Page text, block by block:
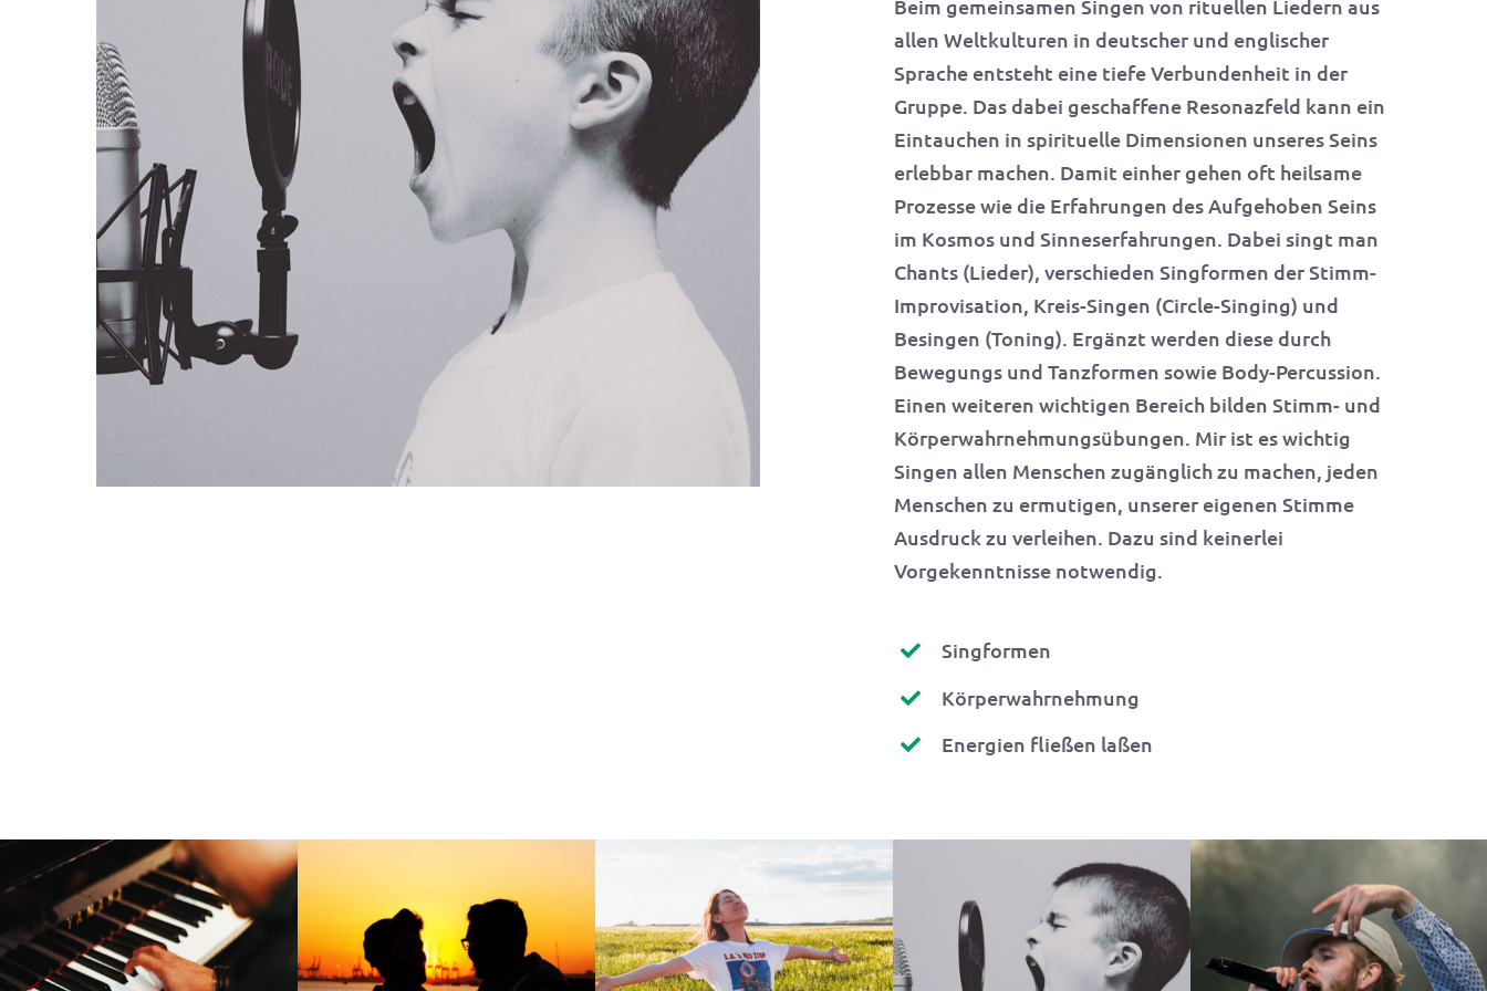
Beim gemeinsamen Singen von rituellen Liedern aus
allen Weltkulturen in deutscher und englischer
Sprache entsteht eine tiefe Verbundenheit in der
Gruppe. Das dabei geschaffene Resonazfeld kann ein
Eintauchen in spirituelle Dimensionen unseres Seins
erlebbar machen. Damit einher gehen oft heilsame
Prozesse wie die Erfahrungen des Aufgehoben Seins
im Kosmos und Sinneserfahrungen. Dabei singt man
Chants (Lieder), verschieden Singformen der Stimm-
Improvisation, Kreis-Singen (Circle-Singing) und
Besingen (Toning). Ergänzt werden diese durch
Bewegungs und Tanzformen sowie Body-Percussion.
Einen weiteren wichtigen Bereich bilden Stimm- und
Körperwahrnehmungsübungen. Mir ist es wichtig
Singen allen Menschen zugänglich zu machen, jeden
Menschen zu ermutigen, unserer eigenen Stimme
Ausdruck zu verleihen. Dazu sind keinerlei
Vorgekenntnisse notwendig.
Singformen
Körperwahrnehmung
Energien fließen laßen
Heilsames